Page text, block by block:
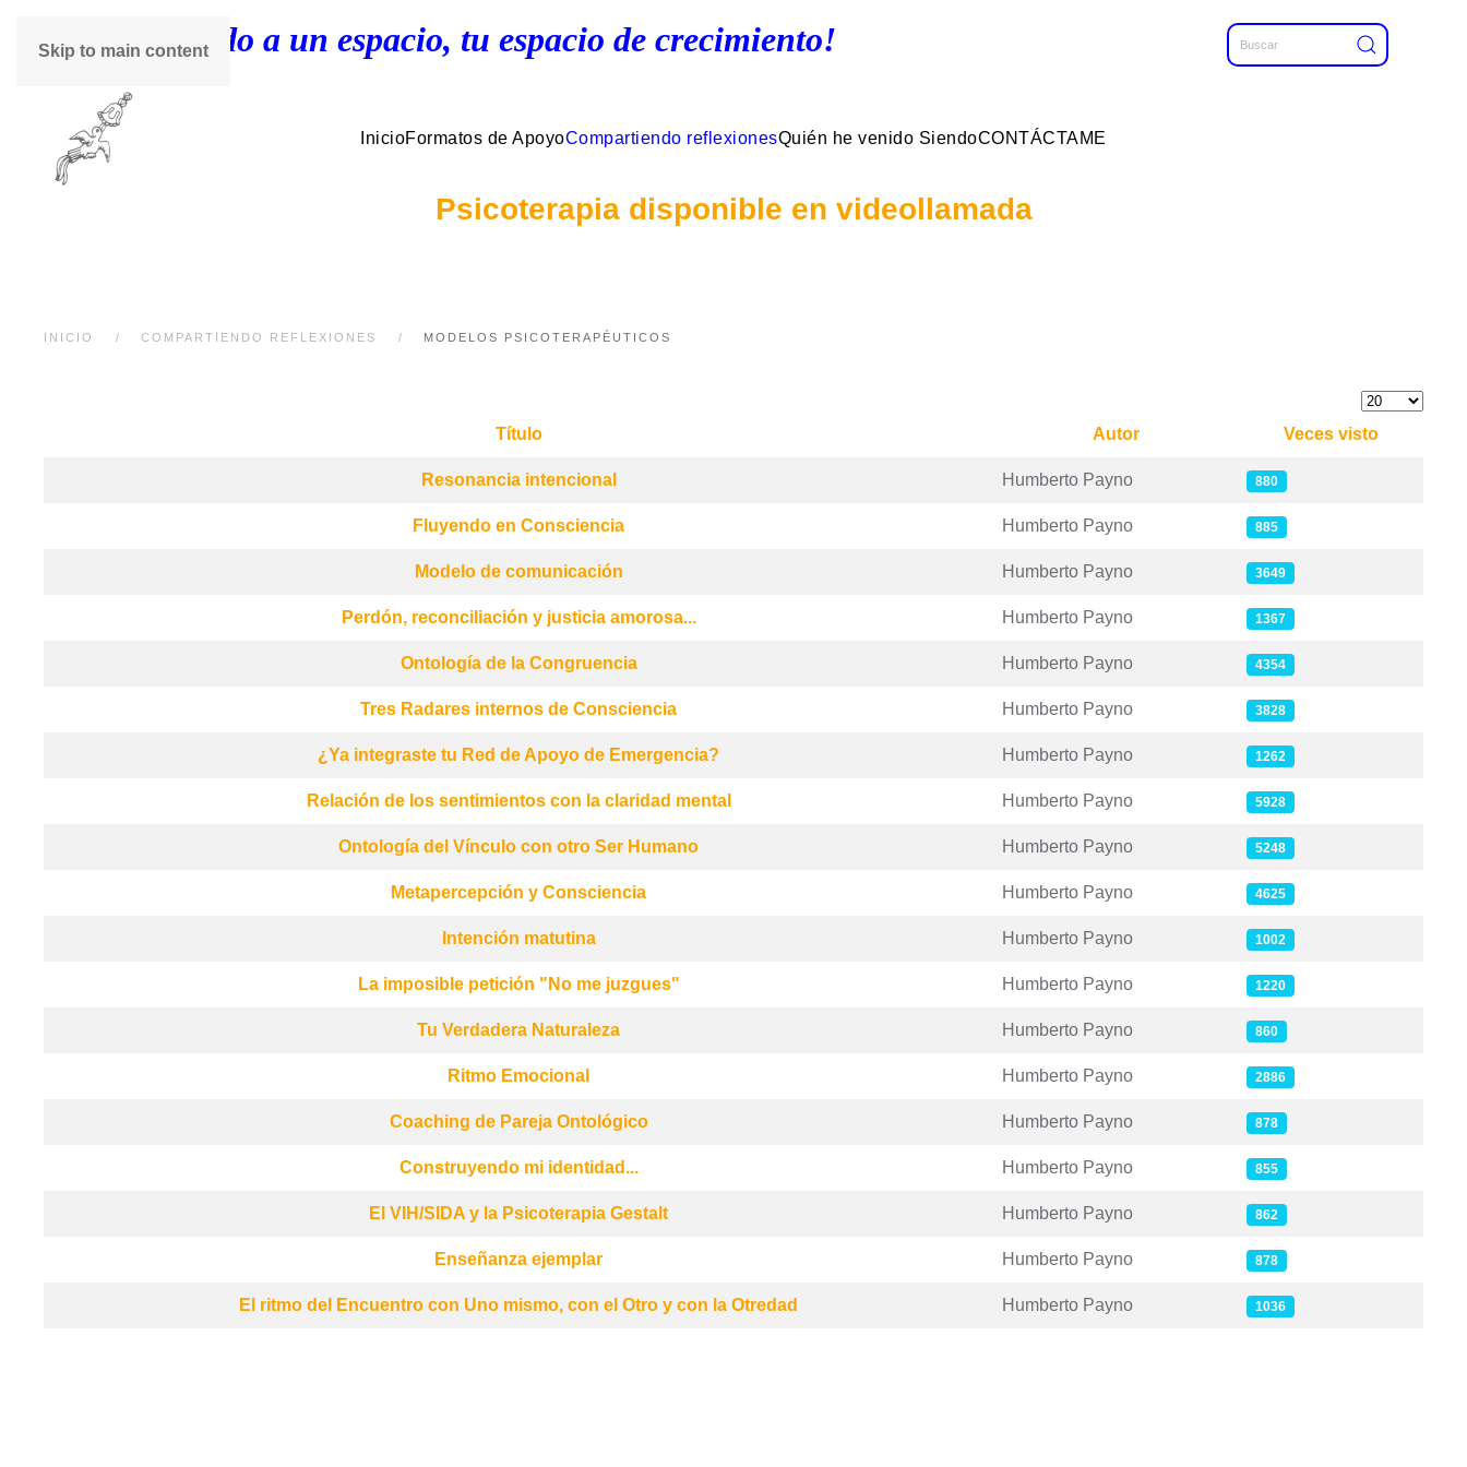
Skip to main content
¡Bienvenido a un espacio, tu espacio de crecimiento!
InicioFormatos de ApoyoCompartiendo reflexionesQuién he venido SiendoCONTÁCTAME
Psicoterapia disponible en videollamada
INICIO COMPARTIENDO REFLEXIONES MODELOS PSICOTERAPÉUTICOS
Cantidad
Título Autor Veces visto
Resonancia intencional Humberto Payno 880
Fluyendo en Consciencia Humberto Payno 885
Modelo de comunicación Humberto Payno 3649
Perdón, reconciliación y justicia amorosa... Humberto Payno 1367
Ontología de la Congruencia Humberto Payno 4354
Tres Radares internos de Consciencia Humberto Payno 3828
¿Ya integraste tu Red de Apoyo de Emergencia? Humberto Payno 1262
Relación de los sentimientos con la claridad mental Humberto Payno 5928
Ontología del Vínculo con otro Ser Humano Humberto Payno 5248
Metapercepción y Consciencia Humberto Payno 4625
Intención matutina Humberto Payno 1002
La imposible petición "No me juzgues" Humberto Payno 1220
Tu Verdadera Naturaleza Humberto Payno 860
Ritmo Emocional Humberto Payno 2886
Coaching de Pareja Ontológico Humberto Payno 878
Construyendo mi identidad... Humberto Payno 855
El VIH/SIDA y la Psicoterapia Gestalt Humberto Payno 862
Enseñanza ejemplar Humberto Payno 878
El ritmo del Encuentro con Uno mismo, con el Otro y con la Otredad Humberto Payno 1036